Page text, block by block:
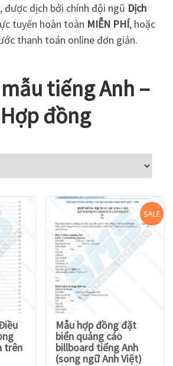
được dịch bởi chính đội ngũ Dịch
tuyến hoàn toàn MIỄN PHÍ, hoặc
thanh toán online đơn giản.
tiếng Anh –
đồng
trên
Mẫu hợp đồng đặt
biển quảng cáo
billboard tiếng Anh
(song ngữ Anh Việt)
SALE